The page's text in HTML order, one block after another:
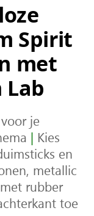
Spirit
met
Lab
je
| Kies
en
metallic
rubber
toe